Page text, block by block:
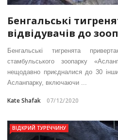
Бенгальські
відвідувачів до
Бенгальські тигренята
стамбульського зоопарку
нещодавно приєдналися до 30
Асланпарку, включаючи ...
Kate Shafak 07/12/2020
ВІДКРИЙ ТУРЕЧЧИНУ